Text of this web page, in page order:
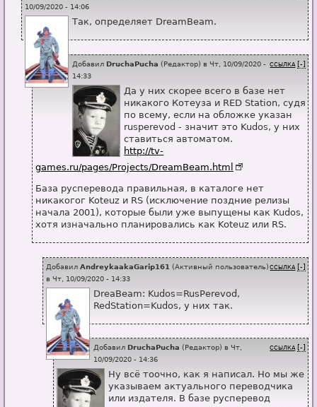
10/09/2020 - 14:06
Так, определяет DreamBeam.
ССЫЛКА [-]
Добавил DruchaPucha (Редактор) в Чт, 10/09/2020 -
14:33
Да у них скорее всего в базе нет
никакого Котеуза и RED Station, судя
по всему, если на обложке указан
rusperevod - значит это Kudos, у них
ставиться автоматом.
http://tv-
games.ru/pages/Projects/DreamBeam.html
База русперевода правильная, в каталоге нет
никакогог Koteuz и RS (исключение поздние релизы
начала 2001), которые были уже выпущены как Kudos,
хотя изначально планировались как Koteuz или RS.
ССЫЛКА [-]
Добавил AndreykaakaGarip161 (Активный пользователь)
в Чт, 10/09/2020 - 14:33
DreaBeam: Kudos=RusPerevod,
RedStation=Kudos, у них так.
ССЫЛКА [-]
Добавил DruchaPucha (Редактор) вЧт,
10/09/2020 - 14:36
Ну всё тоочно, как я написал. Но мы же
указываем актуального переводчика
или издателя. В базе русперевод